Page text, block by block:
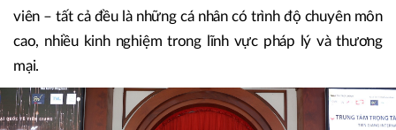
viên – tất cả đều là những cá nhân có trình độ chuyên môn
cao, nhiều kinh nghiệm trong lĩnh vực pháp lý và thương
mại.